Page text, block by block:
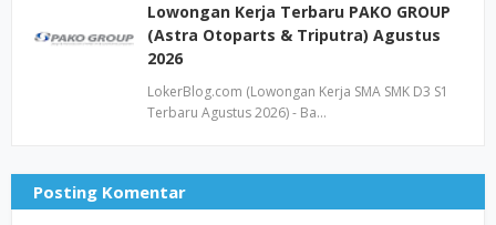
Lowongan Kerja Terbaru PAKO GROUP
(Astra Otoparts & Triputra) Agustus
2026
LokerBlog.com (Lowongan Kerja SMA SMK D3 S1
Terbaru Agustus 2026) - Ba…
Posting Komentar